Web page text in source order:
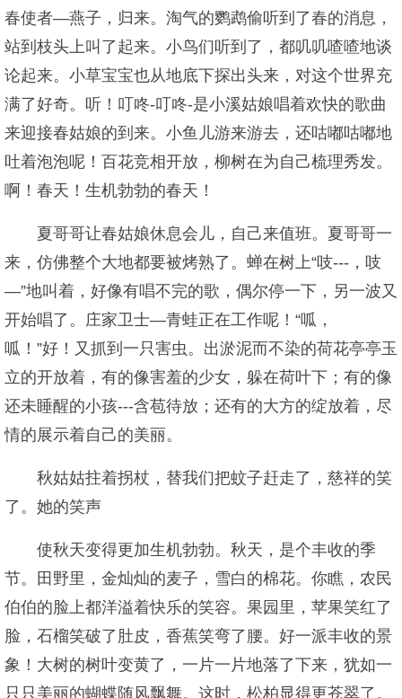
春使者—燕子，归来。淘气的鹦鹉偷听到了春的消息，
站到枝头上叫了起来。小鸟们听到了，都叽叽喳喳地谈
论起来。小草宝宝也从地底下探出头来，对这个世界充
满了好奇。听！叮咚-叮咚-是小溪姑娘唱着欢快的歌曲
来迎接春姑娘的到来。小鱼儿游来游去，还咕嘟咕嘟地
吐着泡泡呢！百花竞相开放，柳树在为自己梳理秀发。
啊！春天！生机勃勃的春天！
夏哥哥让春姑娘休息会儿，自己来值班。夏哥哥一
来，仿佛整个大地都要被烤熟了。蝉在树上“吱---，吱
—”地叫着，好像有唱不完的歌，偶尔停一下，另一波又
开始唱了。庄家卫士—青蛙正在工作呢！“呱，
呱！”好！又抓到一只害虫。出淤泥而不染的荷花亭亭玉
立的开放着，有的像害羞的少女，躲在荷叶下；有的像
还未睡醒的小孩---含苞待放；还有的大方的绽放着，尽
情的展示着自己的美丽。
秋姑姑拄着拐杖，替我们把蚊子赶走了，慈祥的笑
了。她的笑声
使秋天变得更加生机勃勃。秋天，是个丰收的季
节。田野里，金灿灿的麦子，雪白的棉花。你瞧，农民
伯伯的脸上都洋溢着快乐的笑容。果园里，苹果笑红了
脸，石榴笑破了肚皮，香蕉笑弯了腰。好一派丰收的景
象！大树的树叶变黄了，一片一片地落了下来，犹如一
只只美丽的蝴蝶随风飘舞。这时，松柏显得更苍翠了。